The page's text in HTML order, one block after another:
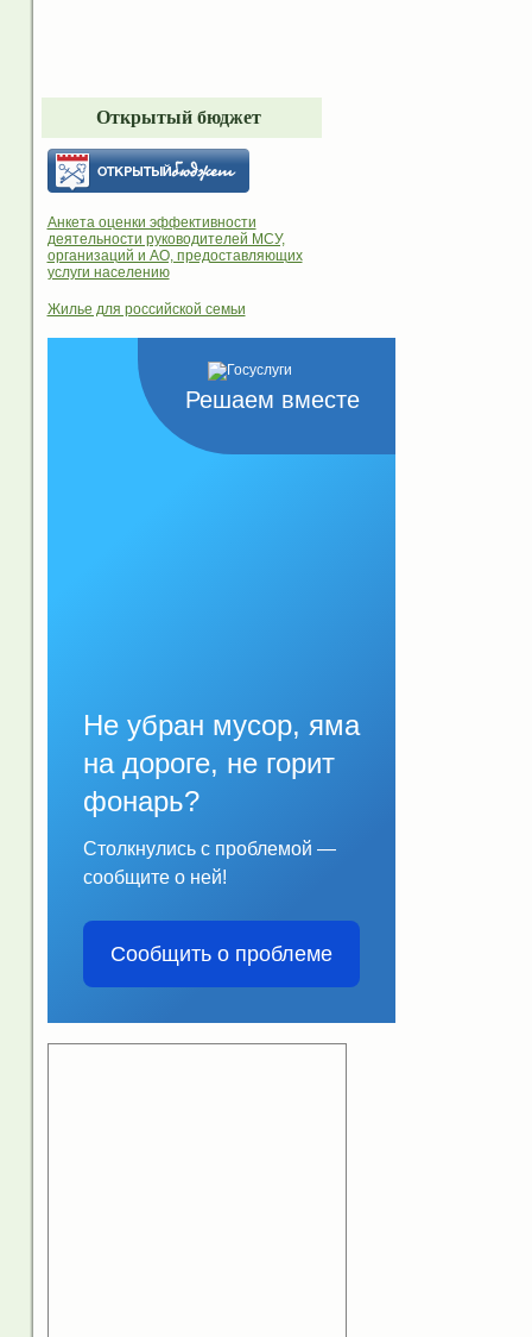
Открытый бюджет
Анкета оценки эффективности
деятельности руководителей МСУ,
организаций и АО, предоставляющих
услуги населению
Жилье для российской семьи
Решаем вместе
Не убран мусор, яма
на дороге, не горит
фонарь?
Столкнулись с проблемой —
сообщите о ней!
Сообщить о проблеме